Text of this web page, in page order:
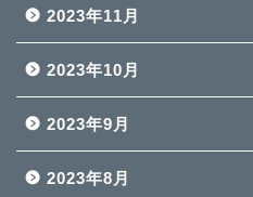
2023年11月
2023年10月
2023年9月
2023年8月